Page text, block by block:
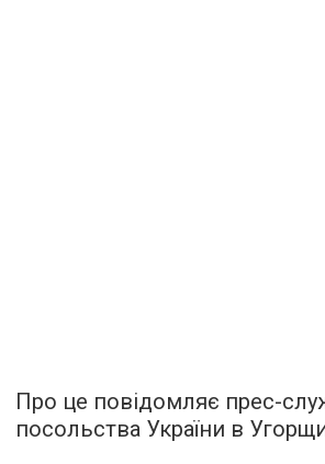
Про це повідомляє прес-
посольства України в